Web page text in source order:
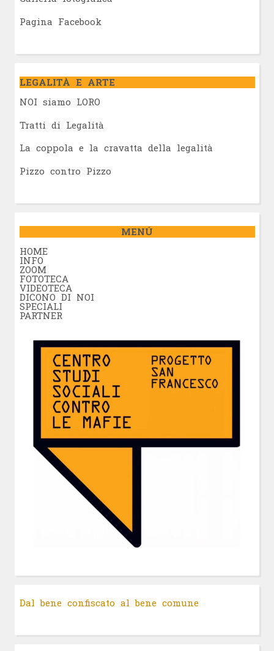
Pagina Facebook
LEGALITÀ E ARTE
NOI siamo LORO
Tratti di Legalità
La coppola e la cravatta della legalità
Pizzo contro Pizzo
MENÚ
HOME
INFO
ZOOM
FOTOTECA
VIDEOTECA
DICONO DI NOI
SPECIALI
PARTNER
Dal bene confiscato al bene comune